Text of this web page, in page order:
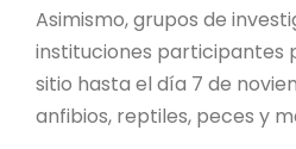
Asimismo, grupos de
instituciones participantes
sitio hasta el día 7 de
anfibios, reptiles, peces y